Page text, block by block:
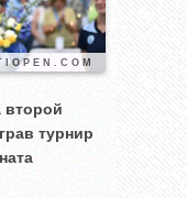
второй
турнир